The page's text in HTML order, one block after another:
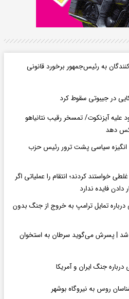
به رئیس‌جمهور برخورد قانونی
در جیبوتی سقوط کرد
علیه آیزنکوت/ تمسخر رقیب نتانیاهو
دهد
سیاسی پشت ترور رئیس حزب
خواستند کردند؛ انتقام را عملیاتی اگر
دادن فایده ندارد
درباره تمایل ترامپ به خروج از جنگ بدون
| پسرش می‌گوید سرطان به استخوان
جنگ ایران و آمریکا
روس به نیروگاه بوشهر